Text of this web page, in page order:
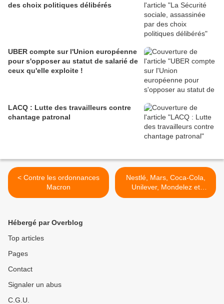
des choix politiques délibérés
UBER compte sur l'Union européenne
pour s'opposer au statut de salarié de
ceux qu'elle exploite !
LACQ : Lutte des travailleurs contre
chantage patronal
< Contre les ordonnances
Macron
Nestlé, Mars, Coca-Cola,
Unilever, Mondelez et
PepsiCo brouillent
Hébergé par Overblog
Top articles
Pages
Contact
Signaler un abus
C.G.U.